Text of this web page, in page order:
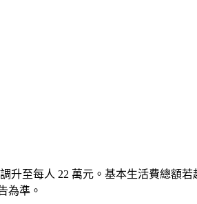
升至每人 22 萬元。基本生活費總額
為準。